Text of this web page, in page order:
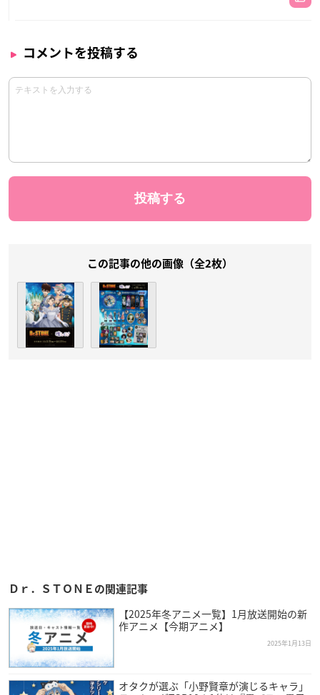
コメントを投稿する
この記事の他の画像（全2枚）
Ｄｒ．ＳＴＯＮＥの関連記事
【2025年冬アニメ一覧】1月放送開始の新
作アニメ【今期アニメ】
2025年1月13日
オタクが選ぶ「小野賢章が演じるキャラ」